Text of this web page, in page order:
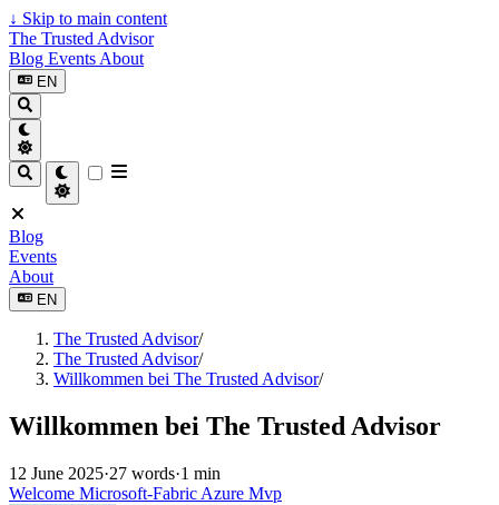
↓ Skip to main content
The Trusted Advisor
Blog Events About
EN
Blog
Events
About
EN
The Trusted Advisor/
The Trusted Advisor/
Willkommen bei The Trusted Advisor/
Willkommen bei The Trusted Advisor
12 June 2025·27 words·1 min
Welcome Microsoft-Fabric Azure Mvp